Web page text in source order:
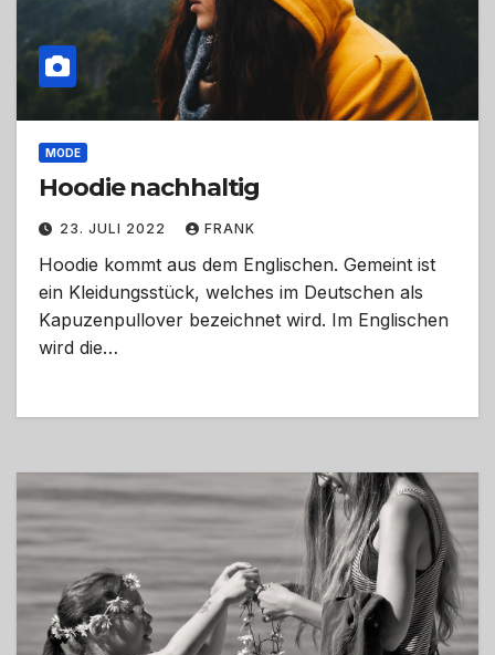
MODE
Hoodie nachhaltig
23. JULI 2022 FRANK
Hoodie kommt aus dem Englischen. Gemeint ist
ein Kleidungsstück, welches im Deutschen als
Kapuzenpullover bezeichnet wird. Im Englischen
wird die…